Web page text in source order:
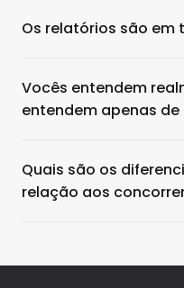
Os relatórios são em
Vocês entendem
entendem apenas
Quais são os
relação aos